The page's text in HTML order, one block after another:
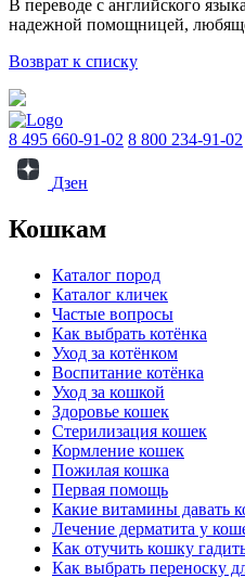
В переводе с английского
надежной помощницей,
Возврат к списку
8 495 660-91-02 8 800 234-91-02
Дзен
Кошкам
Каталог пород
Каталог кличек
Частые вопросы
Как выбрать котёнка
Уход за котёнком
Воспитание котёнка
Уход за кошкой
Здоровье кошек
Стерилизация кошек
Кормление кошек
Пожилая кошка
Первая помощь
Какие витамины давать
Лечение дерматита у
Как отучить кошку
Как выбрать переноску